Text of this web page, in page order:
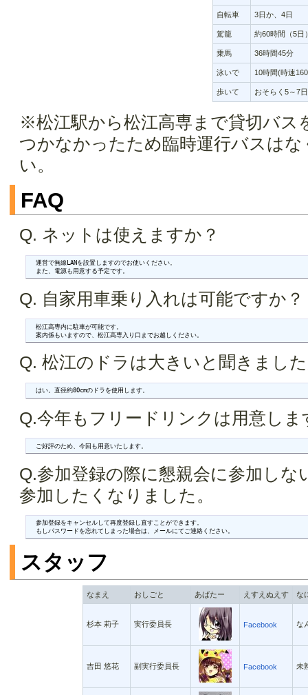
自転車 3日か、4日
駕籠 約60時間（5日
乗馬 36時間45分
泳いで 10時間(時速
歩いて おそらく5～7日
※松江駅から松江高専まで貸切バス
つかなかったため臨時運行バスは
い。
FAQ
Q. ネットは使えますか？
  運営で無線LANを設置しますのでお使いください。
  また、電源も用意する予定です。
Q. 自家用車乗り入れは可能ですか？
  松江高専内に駐車が可能です。
  案内係もいますので、松江高専入り口までお越しください。
Q. 松江のドラは大きいと聞きまし
  はい。直径約80cmのドラを使用します。
Q.今年もフリードリンクは用意しま
  ご好評のため、今回も用意いたします。
Q.参加登録の際に懇親会に参加し
参加したくなりました。
  参加登録をキャンセルして再度登録し直すことができます。
  もしパスワードを忘れてしまった場合は、メールにてご連絡ください。
スタッフ
なまえ おしごと あばたー えすえぬえす な
杉本 莉子 実行委員長 Facebook な
吉田 悠花 副実行委員長 Facebook 未